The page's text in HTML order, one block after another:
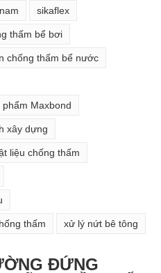
sikaflex
thấm bể bơi
chống thấm bể nước
Maxbond
xây dựng
liệu chống thấm
thấm xử lý nứt bê tông
ĐỨNG